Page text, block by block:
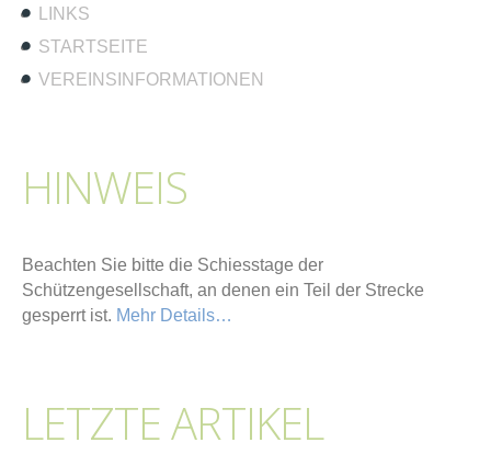
LINKS
STARTSEITE
VEREINSINFORMATIONEN
HINWEIS
Beachten Sie bitte die Schiesstage der
Schützengesellschaft, an denen ein Teil der Strecke
gesperrt ist. Mehr Details…
LETZTE ARTIKEL